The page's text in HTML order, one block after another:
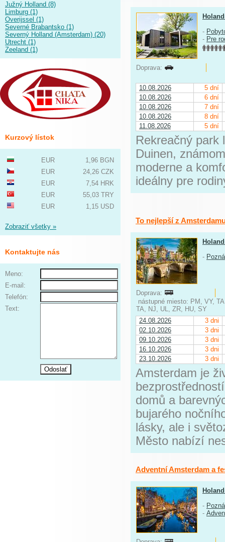
Južný Holland (8)
Limburg (1)
Overijssel (1)
Severné Brabantsko (1)
Severný Holland (Amsterdam) (20)
Utrecht (1)
Zeeland (1)
Kurzový lístok
EUR
1,96 BGN
EUR
24,26 CZK
EUR
7,54 HRK
EUR
55,03 TRY
EUR
1,15 USD
Zobraziť všetky »
Kontaktujte nás
Meno:
E-mail:
Telefón:
Text:
-
- Pre
Doprava:
10.08.2026
5 dní
10.08.2026
6 dní
10.08.2026
7 dní
10.08.2026
8 dní
11.08.2026
5 dní
Rekreačný park
Duinen,
moderne a
ideálny pre
To nejlepší z
-
Doprava:
nástupné miesto: PM, VY,
TA, NJ, UL, ZR, HU, SY
24.08.2026
3 dni
02.10.2026
3 dni
09.10.2026
3 dni
16.10.2026
3 dni
23.10.2026
3 dni
Amsterdam je
domů a
bujarého
lásky, ale i
Město nabízí
Adventní Amsterdam a
-
-